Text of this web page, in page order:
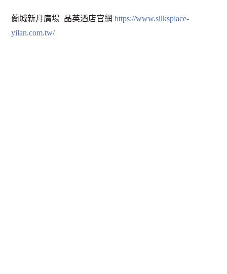
蘭城新月廣場 晶英酒店官網https://www.silksplace-
yilan.com.tw/